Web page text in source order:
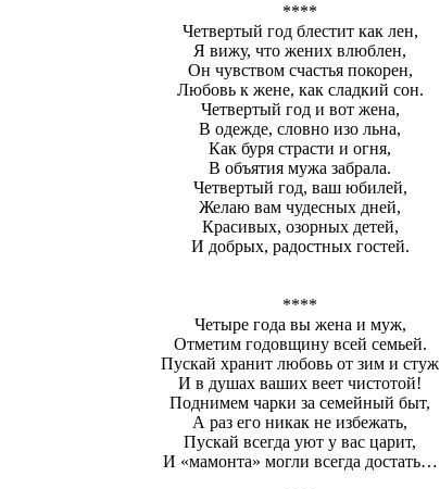
****
Четвертый год блестит как лен,
Я вижу, что жених влюблен,
Он чувством счастья покорен,
Любовь к жене, как сладкий сон.
Четвертый год и вот жена,
В одежде, словно изо льна,
Как буря страсти и огня,
В объятия мужа забрала.
Четвертый год, ваш юбилей,
Желаю вам чудесных дней,
Красивых, озорных детей,
И добрых, радостных гостей.
****
Четыре года вы жена и муж,
Отметим годовщину всей семьей.
Пускай хранит любовь от зим и стуж
И в душах ваших веет чистотой!
Поднимем чарки за семейный быт,
А раз его никак не избежать,
Пускай всегда уют у вас царит,
И «мамонта» могли всегда достать…